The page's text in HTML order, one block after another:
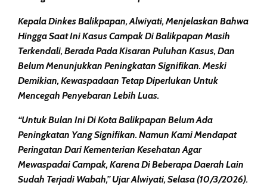
Kepala Dinkes Balikpapan, Alwiyati, Menjelaskan Bahwa
Hingga Saat Ini Kasus Campak Di Balikpapan Masih
Terkendali, Berada Pada Kisaran Puluhan Kasus, Dan
Belum Menunjukkan Peningkatan Signifikan. Meski
Demikian, Kewaspadaan Tetap Diperlukan Untuk
Mencegah Penyebaran Lebih Luas.
“Untuk Bulan Ini Di Kota Balikpapan Belum Ada
Peningkatan Yang Signifikan. Namun Kami Mendapat
Peringatan Dari Kementerian Kesehatan Agar
Mewaspadai Campak, Karena Di Beberapa Daerah Lain
Sudah Terjadi Wabah,” Ujar Alwiyati, Selasa (10/3/2026).